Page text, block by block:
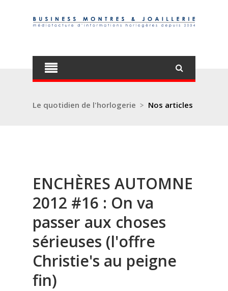
Le quotidien de l'horlogerie > Nos articles
ENCHÈRES AUTOMNE
2012 #16 : On va
passer aux choses
sérieuses (l'offre
Christie's au peigne
fin)